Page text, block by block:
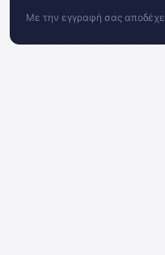
Με την εγγραφή σας